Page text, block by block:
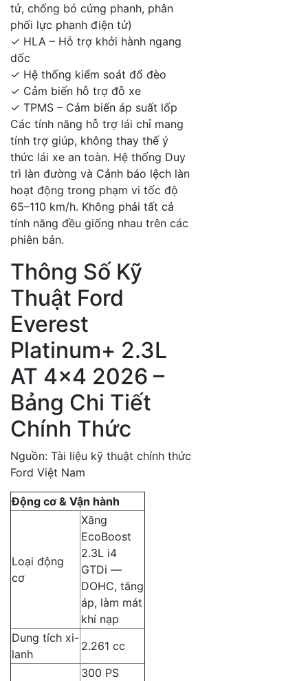
tử, chống bó cứng phanh, phân
phối lực phanh điện tử)
✓ HLA – Hỗ trợ khởi hành ngang
dốc
✓ Hệ thống kiểm soát đổ đèo
✓ Cảm biến hỗ trợ đỗ xe
✓ TPMS – Cảm biến áp suất lốp
Các tính năng hỗ trợ lái chỉ mang
tính trợ giúp, không thay thế ý
thức lái xe an toàn. Hệ thống Duy
trì làn đường và Cảnh báo lệch làn
hoạt động trong phạm vi tốc độ
65–110 km/h. Không phải tất cả
tính năng đều giống nhau trên các
phiên bản.
Thông Số Kỹ
Thuật Ford
Everest
Platinum+ 2.3L
AT 4×4 2026 –
Bảng Chi Tiết
Chính Thức
Nguồn: Tài liệu kỹ thuật chính thức
Ford Việt Nam
Động cơ & Vận hành
Loại động
cơ
Xăng
EcoBoost
2.3L i4
GTDi —
DOHC, tăng
áp, làm mát
khí nạp
Dung tích xi-
lanh
2.261 cc
300 PS